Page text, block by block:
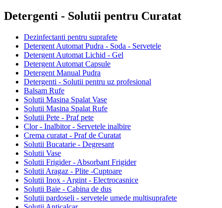
Detergenti - Solutii pentru Curatat
Dezinfectanti pentru suprafete
Detergent Automat Pudra - Soda - Servetele
Detergent Automat Lichid - Gel
Detergent Automat Capsule
Detergent Manual Pudra
Detergenti - Solutii pentru uz profesional
Balsam Rufe
Solutii Masina Spalat Vase
Solutii Masina Spalat Rufe
Solutii Pete - Praf pete
Clor - Inalbitor - Servetele inalbire
Crema curatat - Praf de Curatat
Solutii Bucatarie - Degresant
Solutii Vase
Solutii Frigider - Absorbant Frigider
Solutii Aragaz - Plite -Cuptoare
Solutii Inox - Argint - Electrocasnice
Solutii Baie - Cabina de dus
Solutii pardoseli - servetele umede multisuprafete